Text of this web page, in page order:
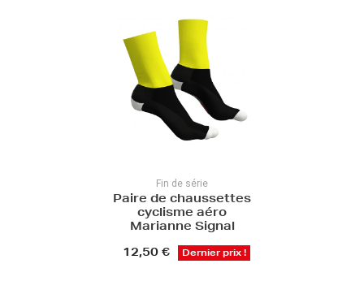
Fin de série
Paire de chaussettes
cyclisme aéro
Marianne Signal
12,50 € Dernier prix !